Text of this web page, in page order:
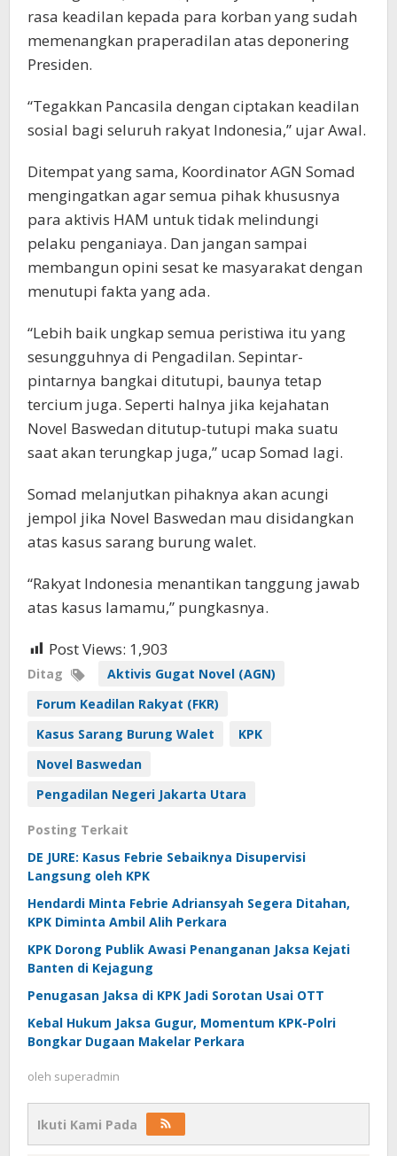
rasa keadilan kepada para korban yang sudah
memenangkan praperadilan atas deponering
Presiden.
“Tegakkan Pancasila dengan ciptakan keadilan
sosial bagi seluruh rakyat Indonesia,” ujar Awal.
Ditempat yang sama, Koordinator AGN Somad
mengingatkan agar semua pihak khususnya
para aktivis HAM untuk tidak melindungi
pelaku penganiaya. Dan jangan sampai
membangun opini sesat ke masyarakat dengan
menutupi fakta yang ada.
“Lebih baik ungkap semua peristiwa itu yang
sesungguhnya di Pengadilan. Sepintar-
pintarnya bangkai ditutupi, baunya tetap
tercium juga. Seperti halnya jika kejahatan
Novel Baswedan ditutup-tutupi maka suatu
saat akan terungkap juga,” ucap Somad lagi.
Somad melanjutkan pihaknya akan acungi
jempol jika Novel Baswedan mau disidangkan
atas kasus sarang burung walet.
“Rakyat Indonesia menantikan tanggung jawab
atas kasus lamamu,” pungkasnya.
Post Views: 1,903
Ditag
Aktivis Gugat Novel (AGN)
Forum Keadilan Rakyat (FKR)
Kasus Sarang Burung Walet
KPK
Novel Baswedan
Pengadilan Negeri Jakarta Utara
Posting Terkait
DE JURE: Kasus Febrie Sebaiknya Disupervisi
Langsung oleh KPK
Hendardi Minta Febrie Adriansyah Segera Ditahan,
KPK Diminta Ambil Alih Perkara
KPK Dorong Publik Awasi Penanganan Jaksa Kejati
Banten di Kejagung
Penugasan Jaksa di KPK Jadi Sorotan Usai OTT
Kebal Hukum Jaksa Gugur, Momentum KPK-Polri
Bongkar Dugaan Makelar Perkara
oleh superadmin
Ikuti Kami Pada